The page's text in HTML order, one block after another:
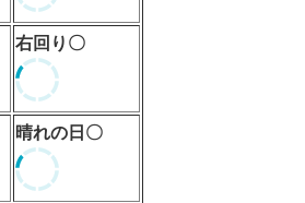
右回り〇
晴れの日〇